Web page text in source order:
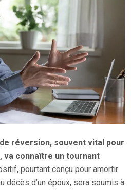
réversion, souvent vital pour
connaître un tournant
pourtant conçu pour amortir
décès d’un époux, sera soumis à